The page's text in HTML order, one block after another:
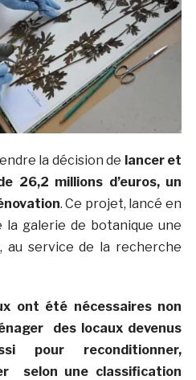
la décision de lancer et
26,2 millions d’euros, un
. Ce projet, lancé en
galerie de botanique une
au service de la recherche
ont été nécessaires non
des locaux devenus
pour reconditionner,
selon une classification